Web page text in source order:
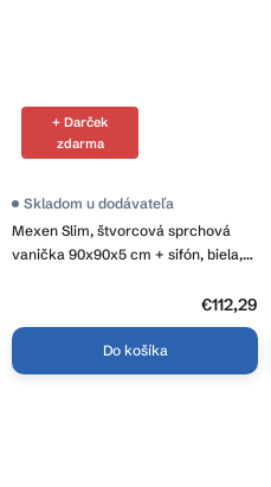
+ Darček
zdarma
Mexen Slim, štvorcová sprchová
vanička 90x90x5 cm + sifón, biela,
Priemerné
produktu
je
Skladom u dodávateľa
€112,29
Do košíka